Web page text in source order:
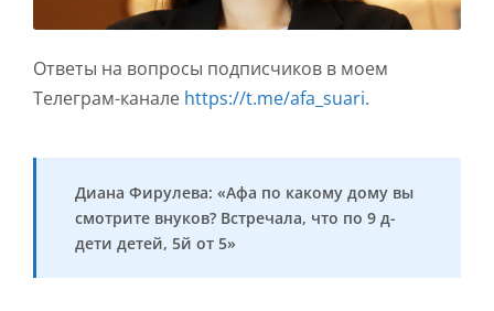
Ответы на вопросы подписчиков в моем
Телеграм-канале https://t.me/afa_suari.
Диана Фирулева: «Афа по какому дому вы
смотрите внуков? Встречала, что по 9 д-
дети детей, 5й от 5»